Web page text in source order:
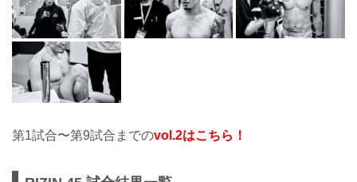
第1試合〜第9試合までのvol.2はこちら！